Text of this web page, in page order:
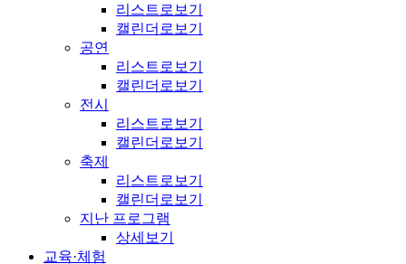
리스트로보기
캘린더로보기
공연
리스트로보기
캘린더로보기
전시
리스트로보기
캘린더로보기
축제
리스트로보기
캘린더로보기
지난 프로그램
상세보기
교육·체험